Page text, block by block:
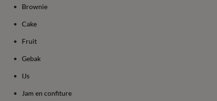
Brownie
Cake
Fruit
Gebak
IJs
Jam en confiture